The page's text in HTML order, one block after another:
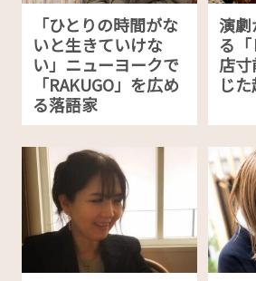
「ひとりの時間がな
いと生きていけな
い」ニューヨークで
「RAKUGO」を広め
る落語家
演
る
店
じ